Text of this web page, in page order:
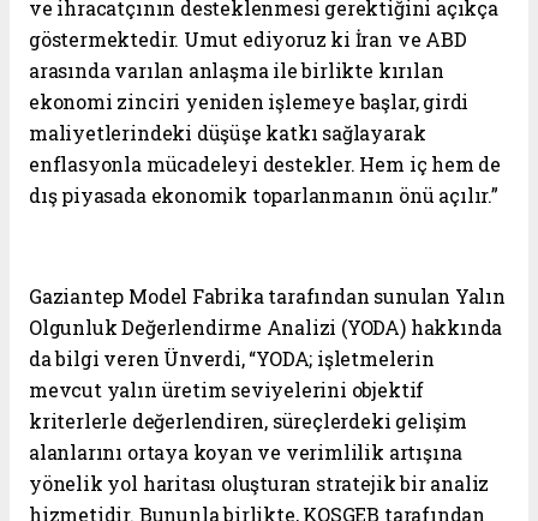
ve ihracatçının desteklenmesi gerektiğini açıkça
göstermektedir. Umut ediyoruz ki İran ve ABD
arasında varılan anlaşma ile birlikte kırılan
ekonomi zinciri yeniden işlemeye başlar, girdi
maliyetlerindeki düşüşe katkı sağlayarak
enflasyonla mücadeleyi destekler. Hem iç hem de
dış piyasada ekonomik toparlanmanın önü açılır.”
Gaziantep Model Fabrika tarafından sunulan Yalın
Olgunluk Değerlendirme Analizi (YODA) hakkında
da bilgi veren Ünverdi, “YODA; işletmelerin
mevcut yalın üretim seviyelerini objektif
kriterlerle değerlendiren, süreçlerdeki gelişim
alanlarını ortaya koyan ve verimlilik artışına
yönelik yol haritası oluşturan stratejik bir analiz
hizmetidir. Bununla birlikte, KOSGEB tarafından